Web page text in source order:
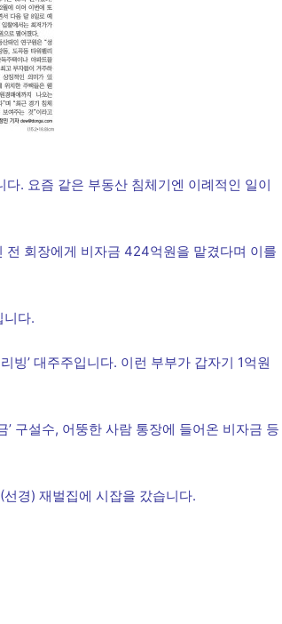
. 요즘 같은 부동산 침체기엔 이례적인 일이
전 회장에게 비자금 424억원을 맡겼다며 이를
니다.
빙’ 대주주입니다. 이런 부부가 갑자기 1억원
’ 구설수, 어뚱한 사람 통장에 들어온 비자금 등
선경) 재벌집에 시잡을 갔습니다.